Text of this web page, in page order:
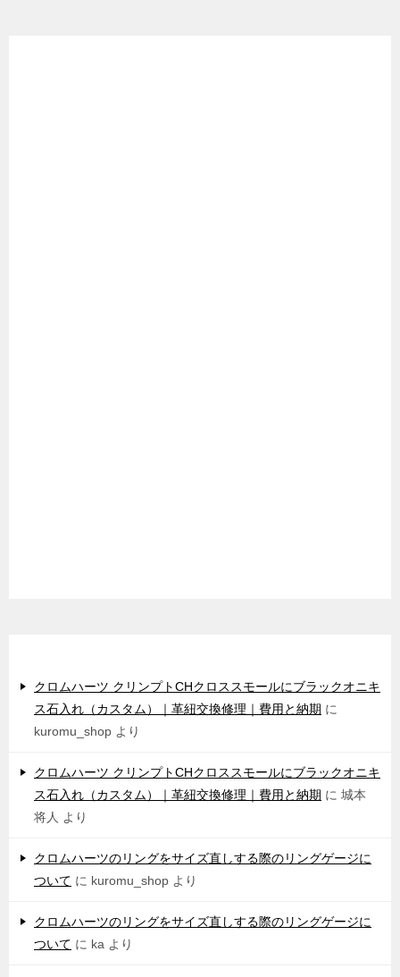
クロムハーツ クリンプトCHクロススモールにブラックオニキ
ス石入れ（カスタム）｜革紐交換修理｜費用と納期 に
kuromu_shop より
クロムハーツ クリンプトCHクロススモールにブラックオニキ
ス石入れ（カスタム）｜革紐交換修理｜費用と納期 に 城本
将人 より
クロムハーツのリングをサイズ直しする際のリングゲージに
ついて に kuromu_shop より
クロムハーツのリングをサイズ直しする際のリングゲージに
ついて に ka より